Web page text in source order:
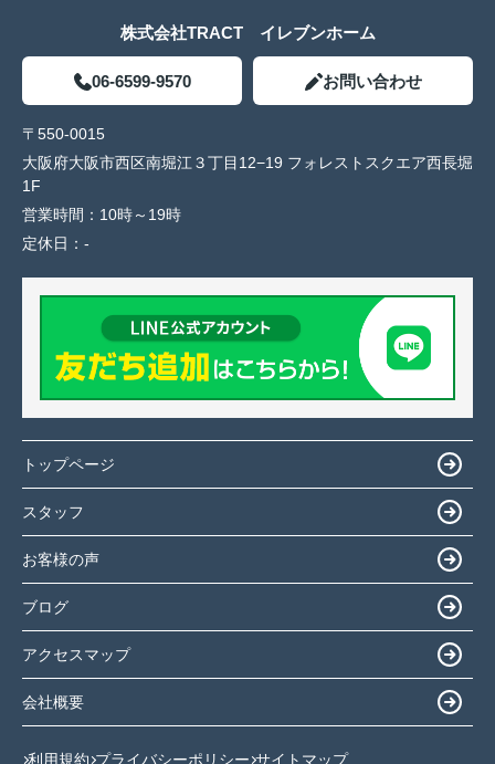
株式会社TRACT イレブンホーム
06-6599-9570 お問い合わせ
〒550-0015
大阪府大阪市西区南堀江３丁目12−19 フォレストスクエア西長堀
1F
営業時間： 10時～19時
定休日： -
トップページ
スタッフ
お客様の声
ブログ
アクセスマップ
会社概要
利用規約 プライバシーポリシー サイトマップ